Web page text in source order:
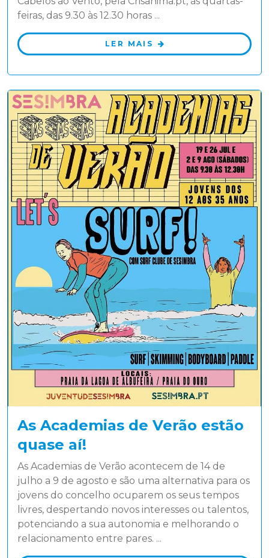
feiras, das 9.30 às 12.30 horas ...
LER MAIS
As Academias de Verão estão
quase aí!
As Academias de Verão acontecem de 14 de
julho a 9 de agosto e são uma alternativa para os
jovens do concelho ocuparem os seus tempos
livres, despertando novos interesses ou talentos,
potenciando a sua autonomia e melhorando o
relacionamento entre pares. ...